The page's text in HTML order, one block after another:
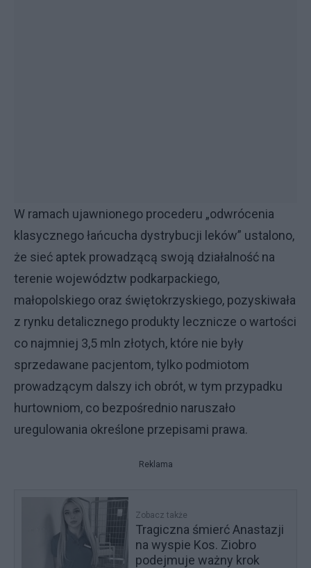
W ramach ujawnionego procederu „odwrócenia
klasycznego łańcucha dystrybucji leków” ustalono,
że sieć aptek prowadzącą swoją działalność na
terenie województw podkarpackiego,
małopolskiego oraz świętokrzyskiego, pozyskiwała
z rynku detalicznego produkty lecznicze o wartości
co najmniej 3,5 mln złotych, które nie były
sprzedawane pacjentom, tylko podmiotom
prowadzącym dalszy ich obrót, w tym przypadku
hurtowniom, co bezpośrednio naruszało
uregulowania określone przepisami prawa.
Reklama
Zobacz także
Tragiczna śmierć Anastazji
na wyspie Kos. Ziobro
podejmuje ważny krok